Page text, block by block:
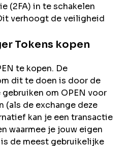
(2FA) in te schakelen
verhoogt de veiligheid
Tokens kopen
te kopen. De
dit te doen is door de
om OPEN voor
(als de exchange deze
kan je een transactie
waarmee je jouw eigen
de meest gebruikelijke